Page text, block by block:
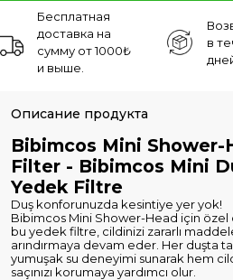
Бесплатная
доставка на
сумму от 1000₺
и выше.
в
Описание продукта
Bibimcos Mini Shower-
Filter - Bibimcos Mini
Yedek Filtre
Duş konforunuzda kesintiye yer yok!
Bibimcos Mini Shower-Head için özel
bu yedek filtre, cildinizi zararlı
arındırmaya devam eder. Her duşta
yumuşak su deneyimi sunarak hem
saçınızı korumaya yardımcı olur.